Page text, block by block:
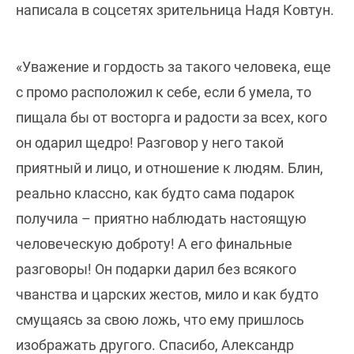
написала в соцсетях зрительница Надя Ковтун.
«Уважение и гордость за такого человека, еще
с промо расположил к себе, если б умела, то
пищала бы от восторга и радости за всех, кого
он одарил щедро! Разговор у него такой
приятный и лицо, и отношение к людям. Блин,
реально классно, как будто сама подарок
получила – приятно наблюдать настоящую
человеческую доброту! А его финальные
разговоры! Он подарки дарил без всякого
чванства и царских жестов, мило и как будто
смущаясь за свою ложь, что ему пришлось
изображать другого. Спасибо, Александр